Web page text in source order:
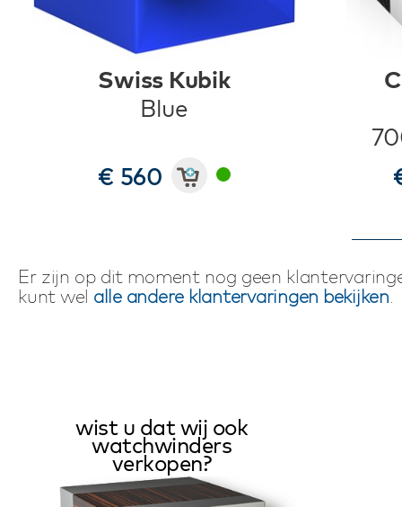
Swiss Kubik
Blue
€ 560
Er zijn op dit moment nog geen
kunt wel alle andere klantervaringen bekijken.
wist u dat wij ook
watchwinders
verkopen?